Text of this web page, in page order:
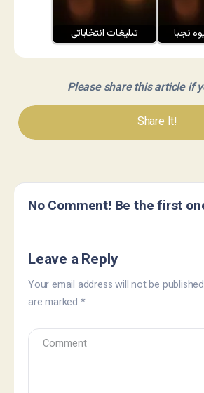
تبلیغات انتخاباتی نجبا
Please share this article if
Share It!
No Comment! Be the first
Leave a Reply
Your email address will not be
are marked *